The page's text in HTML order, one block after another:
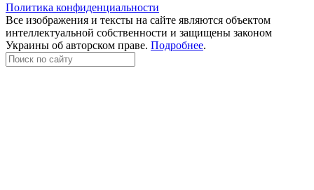
Политика конфиденциальности
Все изображения и тексты на сайте являются объектом
интеллектуальной собственности и защищены законом
Украины об авторском праве. Подробнее.